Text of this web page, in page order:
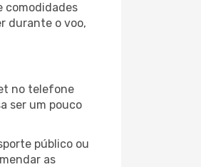
comodidades
durante o voo,
no telefone
ser um pouco
público ou
as